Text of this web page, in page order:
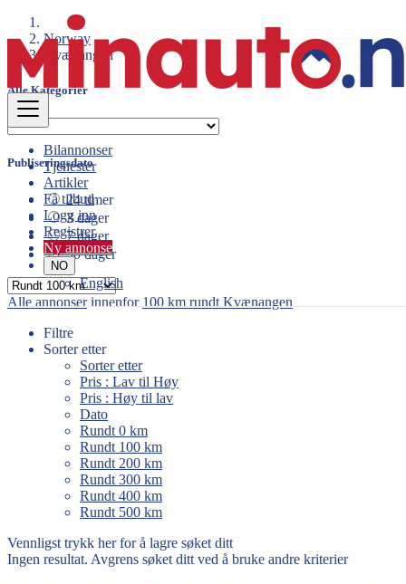
Bilannonser
Tjenester
Artikler
Få tilbud
Logg inn
Registrer
Ny annonse
NO
English
Norway
Kvænangen
Alle Kategorier
Publiseringsdato
24 timer
3 dager
7 dager
30 dager
Alle annonserinnenfor 100 km rundt Kvænangen
Filtre
Sorter etter
Sorter etter
Pris : Lav til Høy
Pris : Høy til lav
Dato
Rundt 0 km
Rundt 100 km
Rundt 200 km
Rundt 300 km
Rundt 400 km
Rundt 500 km
Vennligst trykk her for å lagre søket ditt
Ingen resultat. Avgrens søket ditt ved å bruke andre kriterier